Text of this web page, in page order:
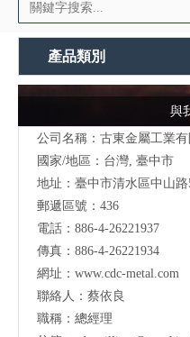
產品類別
與
公司名稱：古東金屬工業有
國家/地區：台灣, 臺中市
地址：臺中市清水區中山路
郵遞區號：436
電話：886-4-26221937
傳真：886-4-26221934
網址： www.cdc-metal.com
聯絡人：蔡依良
職稱：總經理